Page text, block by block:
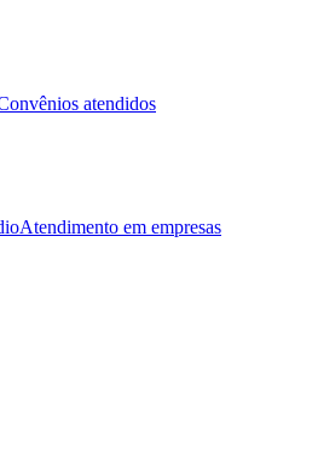
atendidos
Atendimento em empresas